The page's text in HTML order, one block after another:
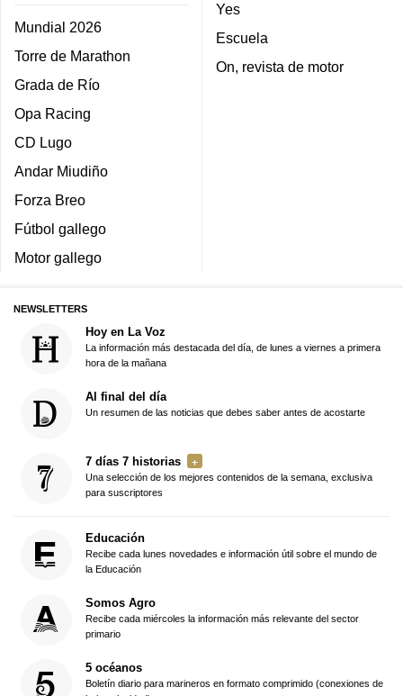
Mundial 2026
Torre de Marathon
Grada de Río
Opa Racing
CD Lugo
Andar Miudiño
Forza Breo
Fútbol gallego
Motor gallego
Yes
Escuela
On, revista de motor
NEWSLETTERS
Hoy en La Voz
La información más destacada del día, de lunes a viernes a primera
hora de la mañana
Al final del día
Un resumen de las noticias que debes saber antes de acostarte
7 días 7 historias
Una selección de los mejores contenidos de la semana, exclusiva
para suscriptores
Educación
Recibe cada lunes novedades e información útil sobre el mundo de
la Educación
Somos Agro
Recibe cada miércoles la información más relevante del sector
primario
5 océanos
Boletín diario para marineros en formato comprimido (conexiones de